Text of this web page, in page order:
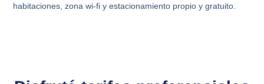
habitaciones, zona wi-fi y estacionamiento propio y gratuito.